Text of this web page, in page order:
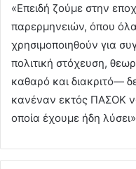
«Επειδή ζούμε στην
παρερμηνειών, όπου
χρησιμοποιηθούν για
πολιτική στόχευση,
καθαρό και διακριτό—
κανέναν εκτός ΠΑΣΟΚ
οποία έχουμε ήδη